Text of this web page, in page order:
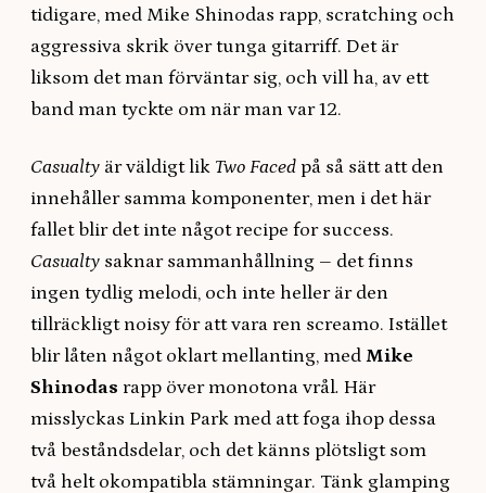
tidigare, med Mike Shinodas rapp, scratching och
aggressiva skrik över tunga gitarriff. Det är
liksom det man förväntar sig, och vill ha, av ett
band man tyckte om när man var 12.
Casualty är väldigt lik Two Faced på så sätt att den
innehåller samma komponenter, men i det här
fallet blir det inte något recipe for success.
Casualty saknar sammanhållning – det finns
ingen tydlig melodi, och inte heller är den
tillräckligt noisy för att vara ren screamo. Istället
blir låten något oklart mellanting, med Mike
Shinodas rapp över monotona vrål. Här
misslyckas Linkin Park med att foga ihop dessa
två beståndsdelar, och det känns plötsligt som
två helt okompatibla stämningar. Tänk glamping